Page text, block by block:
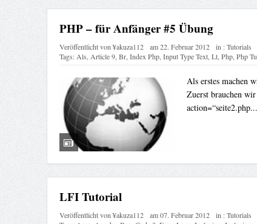
PHP – für Anfänger #5 Übung
Veröffentlicht von¥akuza112 am22. Februar 2012 in :Tutorials
Tags:Als,Article 9,Br,Index Php,Input Type Text,Lt,Php,Php
Als erstes machen
Zuerst brauchen
action=“seite2.php...
LFI Tutorial
Veröffentlicht von¥akuza112 am07. Februar 2012 in :Tutorials